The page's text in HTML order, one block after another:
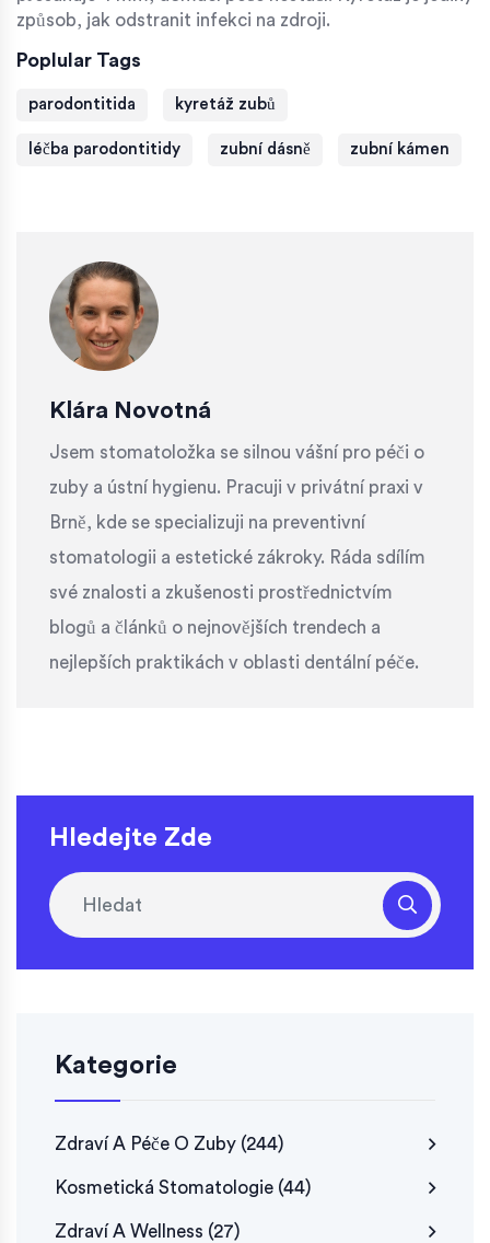
způsob, jak odstranit infekci na zdroji.
Poplular Tags
parodontitida kyretáž zubů
léčba parodontitidy zubní dásně zubní kámen
Klára Novotná
Jsem stomatoložka se silnou vášní pro péči o
zuby a ústní hygienu. Pracuji v privátní praxi v
Brně, kde se specializuji na preventivní
stomatologii a estetické zákroky. Ráda sdílím
své znalosti a zkušenosti prostřednictvím
blogů a článků o nejnovějších trendech a
nejlepších praktikách v oblasti dentální péče.
Hledejte Zde
Kategorie
Zdraví A Péče O Zuby (244)
Kosmetická Stomatologie (44)
Zdraví A Wellness (27)